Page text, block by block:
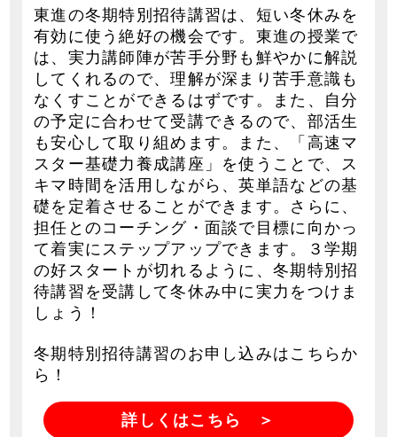
東進の冬期特別招待講習は、短い冬休みを
有効に使う絶好の機会です。東進の授業で
は、実力講師陣が苦手分野も鮮やかに解説
してくれるので、理解が深まり苦手意識も
なくすことができるはずです。また、自分
の予定に合わせて受講できるので、部活生
も安心して取り組めます。また、「高速マ
スター基礎力養成講座」を使うことで、ス
キマ時間を活用しながら、英単語などの基
礎を定着させることができます。さらに、
担任とのコーチング・面談で目標に向かっ
て着実にステップアップできます。３学期
の好スタートが切れるように、冬期特別招
待講習を受講して冬休み中に実力をつけま
しょう！
冬期特別招待講習のお申し込みはこちらか
ら！
詳しくはこちら ＞